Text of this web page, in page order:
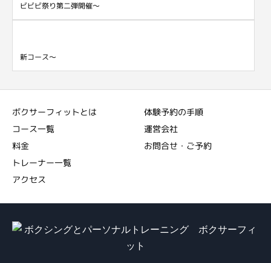
ビビビ祭り第二弾開催～
新コース～
ボクサーフィットとは
コース一覧
料金
トレーナー一覧
アクセス
体験予約の手順
運営会社
お問合せ・ご予約